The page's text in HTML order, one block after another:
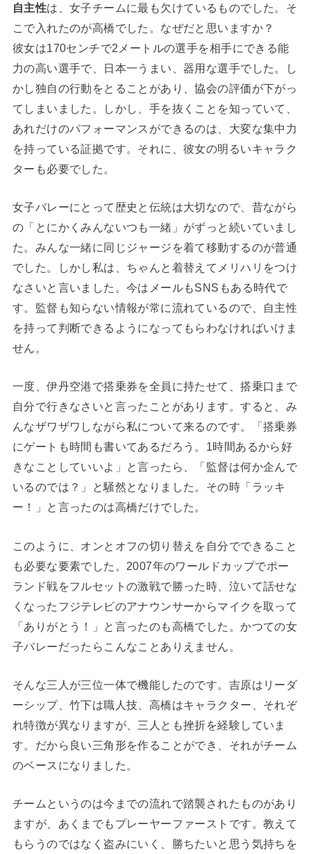
自主性は、女子チームに最も欠けているものでした。そ
こで入れたのが高橋でした。なぜだと思いますか？
彼女は170センチで2メートルの選手を相手にできる能
力の高い選手で、日本一うまい、器用な選手でした。し
かし独自の行動をとることがあり、協会の評価が下がっ
てしまいました。しかし、手を抜くことを知っていて、
あれだけのパフォーマンスができるのは、大変な集中力
を持っている証拠です。それに、彼女の明るいキャラク
ターも必要でした。
女子バレーにとって歴史と伝統は大切なので、昔ながら
の「とにかくみんないつも一緒」がずっと続いていまし
た。みんな一緒に同じジャージを着て移動するのが普通
でした。しかし私は、ちゃんと着替えてメリハリをつけ
なさいと言いました。今はメールもSNSもある時代で
す。監督も知らない情報が常に流れているので、自主性
を持って判断できるようになってもらわなければいけま
せん。
一度、伊丹空港で搭乗券を全員に持たせて、搭乗口まで
自分で行きなさいと言ったことがあります。すると、み
んなザワザワしながら私について来るのです。「搭乗券
にゲートも時間も書いてあるだろう。1時間あるから好
きなことしていいよ」と言ったら、「監督は何か企んで
いるのでは？」と騒然となりました。その時「ラッキ
ー！」と言ったのは高橋だけでした。
このように、オンとオフの切り替えを自分でできること
も必要な要素でした。2007年のワールドカップでポー
ランド戦をフルセットの激戦で勝った時、泣いて話せな
くなったフジテレビのアナウンサーからマイクを取って
「ありがとう！」と言ったのも高橋でした。かつての女
子バレーだったらこんなことありえません。
そんな三人が三位一体で機能したのです。吉原はリーダ
ーシップ、竹下は職人技、高橋はキャラクター、それぞ
れ特徴が異なりますが、三人とも挫折を経験していま
す。だから良い三角形を作ることができ、それがチーム
のベースになりました。
チームというのは今までの流れで踏襲されたものがあり
ますが、あくまでもプレーヤーファーストです。教えて
もらうのではなく盗みにいく、勝ちたいと思う気持ちを